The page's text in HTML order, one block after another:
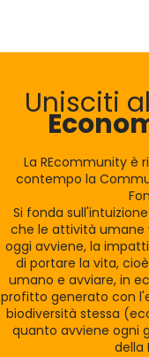
Unisciti
La REcommunity è
contempo la
Si fonda
che le attività umane
oggi avviene, la
di portare la vita,
umano e avviare, in
profitto generato con
biodiversità stessa
quanto avviene ogni
della